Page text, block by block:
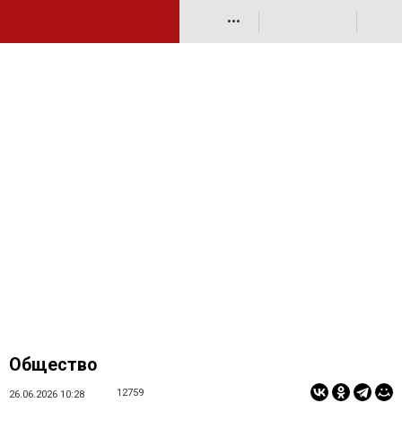
•••
Общество
26.06.2026 10:28 12759